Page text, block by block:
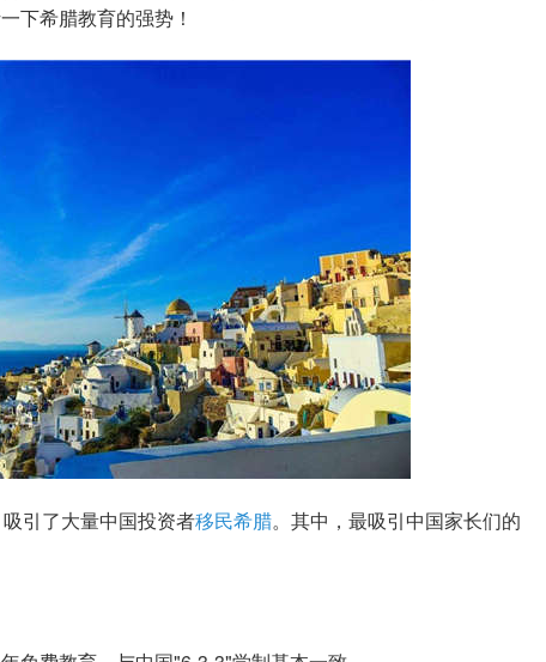
下希腊教育的强势！
引了大量中国投资者移民希腊。其中，最吸引中国家长们的